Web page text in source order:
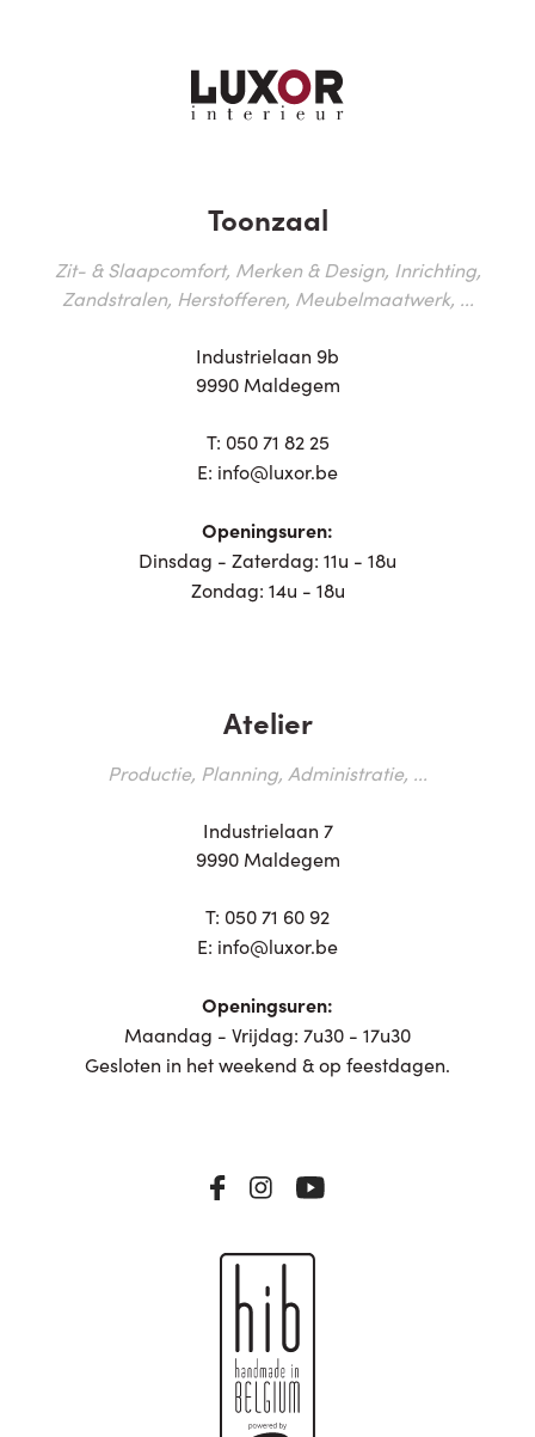
Toonzaal
Zit- & Slaapcomfort, Merken & Design, Inrichting,
Zandstralen, Herstofferen, Meubelmaatwerk, ...
Industrielaan 9b
9990 Maldegem
T: 050 71 82 25
E: info@luxor.be
Openingsuren:
Dinsdag - Zaterdag: 11u - 18u
Zondag: 14u - 18u
Atelier
Productie, Planning, Administratie, ...
Industrielaan 7
9990 Maldegem
T: 050 71 60 92
E: info@luxor.be
Openingsuren:
Maandag - Vrijdag: 7u30 - 17u30
Gesloten in het weekend & op feestdagen.